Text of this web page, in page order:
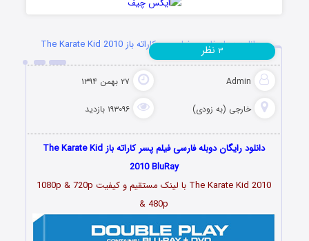
دانلود دوبله فارسی فیلم پسر کاراته باز The Karate Kid 2010
Admin ۲۷ بهمن ۱۳۹۴
خارجی (به زودی) ۱۹۳۰۹۶ بازدید
۳ نظر
دانلود رایگان دوبله فارسی فیلم پسر کاراته باز The Karate Kid
2010 BluRay
The Karate Kid 2010 با لینک مستقیم و کیفیت 1080p & 720p
& 480p